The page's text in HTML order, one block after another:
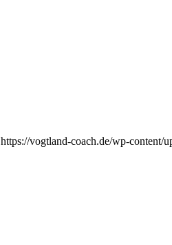
https://vogtland-coach.de/wp-content/